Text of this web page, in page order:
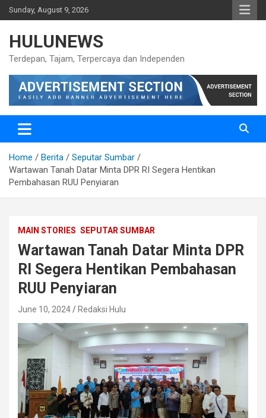
Skip
to
Sunday, August 9, 2026
HULUNEWS
Terdepan, Tajam, Terpercaya dan Independen
Home Berita
Seputar Sumbar
Wartawan Tanah Datar Minta DPR RI Segera Hentikan
Pembahasan RUU Penyiaran
MAIN STORIES SEPUTAR SUMBAR
Wartawan Tanah Datar Minta DPR
RI Segera Hentikan Pembahasan
RUU Penyiaran
June 10, 2024 Redaksi Hulu